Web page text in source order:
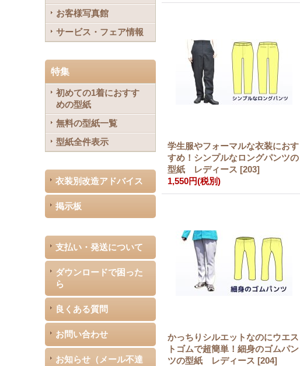
お客様写真館
サービス・フェア情報
特集
初めての1着におすす
めの型紙
無料の型紙一覧
型紙全件表示
衣装別改造アドバイス
掲示板
支払い・発送について
ダウンロードで困った
ら
良くある質問
お問い合わせ
お知らせ（メール不達
学生服やフォーマルな衣装におす
すめ！シンプルなロングパンツの
型紙 レディース [203]
1,550円(税別)
かっちりシルエットなのにウエス
トゴムで超簡単！細身のゴムパン
ツの型紙 レディース [204]